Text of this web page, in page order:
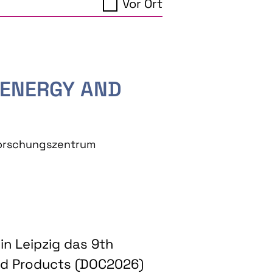
Vor Ort
AND
Leipzig das 9th
Products (DOC2026)